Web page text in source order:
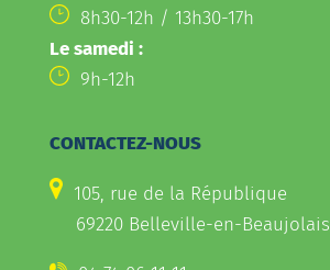
8h30-12h / 13h30-17h
Le samedi :
9h-12h
CONTACTEZ-NOUS
105, rue de la République
69220 Belleville-en-Beaujolais